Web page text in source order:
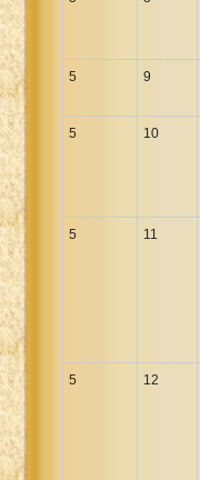
5 9
5 10
5 11
5 12